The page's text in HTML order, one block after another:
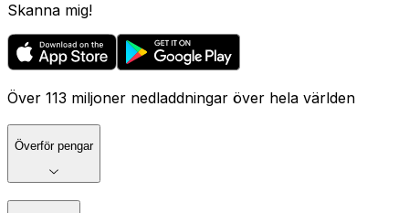
Skanna mig!
Över 113 miljoner nedladdningar över hela världen
Överför pengar